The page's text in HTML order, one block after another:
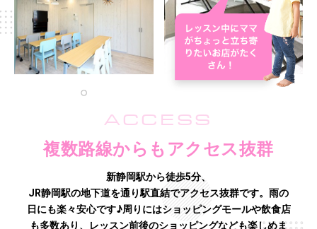
ACCESS
複数路線からもアクセス抜群
新静岡駅から徒歩5分、
JR静岡駅の地下道を通り駅直結でアクセス抜群です。雨の
日にも楽々安心です♪周りにはショッピングモールや飲食店
も多数あり、レッスン前後のショッピングなども楽しめま